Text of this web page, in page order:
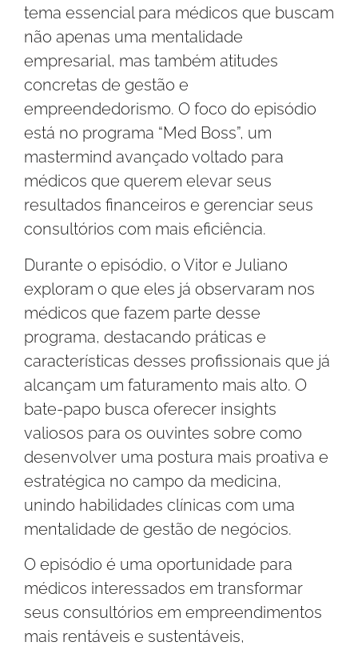
tema essencial para médicos que buscam
não apenas uma mentalidade
empresarial, mas também atitudes
concretas de gestão e
empreendedorismo. O foco do episódio
está no programa “Med Boss”, um
mastermind avançado voltado para
médicos que querem elevar seus
resultados financeiros e gerenciar seus
consultórios com mais eficiência.
Durante o episódio, o Vitor e Juliano
exploram o que eles já observaram nos
médicos que fazem parte desse
programa, destacando práticas e
características desses profissionais que já
alcançam um faturamento mais alto. O
bate-papo busca oferecer insights
valiosos para os ouvintes sobre como
desenvolver uma postura mais proativa e
estratégica no campo da medicina,
unindo habilidades clínicas com uma
mentalidade de gestão de negócios.
O episódio é uma oportunidade para
médicos interessados em transformar
seus consultórios em empreendimentos
mais rentáveis e sustentáveis,